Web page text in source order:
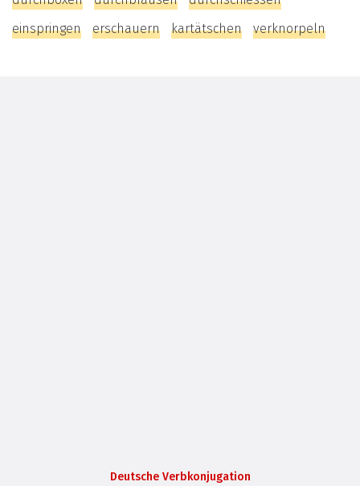
einspringen
erschauern kartätschen verknorpeln
Deutsche Verbkonjugation